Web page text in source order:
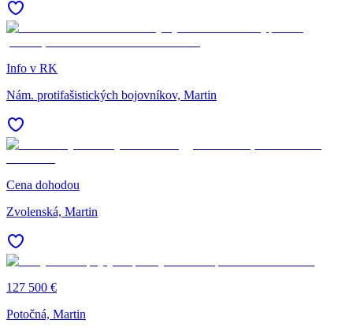
Info v RK
Nám. protifašistických bojovníkov, Martin
Cena dohodou
Zvolenská, Martin
127 500 €
Potočná, Martin